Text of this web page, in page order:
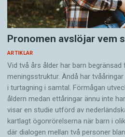
Pronomen avslöjar vem
ARTIKLAR
Vid två års ålder har barn
meningsstruktur. Ändå har
i turtagning i samtal. Förmågan
åldern medan ettåringar ännu inte
visar en studie utförd av
kartlagt ögonrörelserna när barn i
där dialogen mellan två personer